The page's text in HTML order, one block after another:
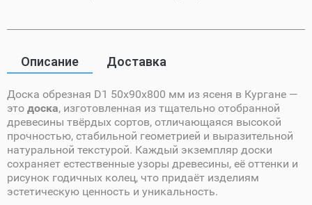
Описание Доставка
Доска обрезная D1 50х90х800 мм из ясеня в Кургане —
это доска, изготовленная из тщательно отобранной
древесины твёрдых сортов, отличающаяся высокой
прочностью, стабильной геометрией и выразительной
натуральной текстурой. Каждый экземпляр доски
сохраняет естественные узоры древесины, её оттенки и
рисунок годичных колец, что придаёт изделиям
эстетическую ценность и уникальность.